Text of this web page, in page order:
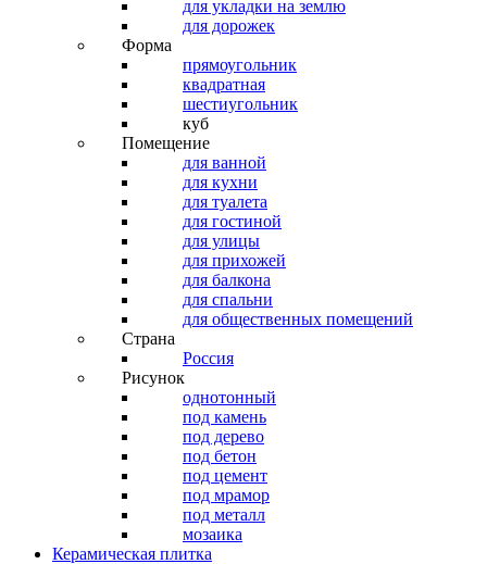
для укладки на землю
для дорожек
Форма
прямоугольник
квадратная
шестиугольник
куб
Помещение
для ванной
для кухни
для туалета
для гостиной
для улицы
для прихожей
для балкона
для спальни
для общественных помещений
Страна
Россия
Рисунок
однотонный
под камень
под дерево
под бетон
под цемент
под мрамор
под металл
мозаика
Керамическая плитка